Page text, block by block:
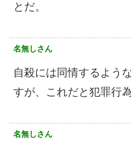
とだ。
名無しさん
自殺には同情するよう
すが、これだと犯罪行
名無しさん